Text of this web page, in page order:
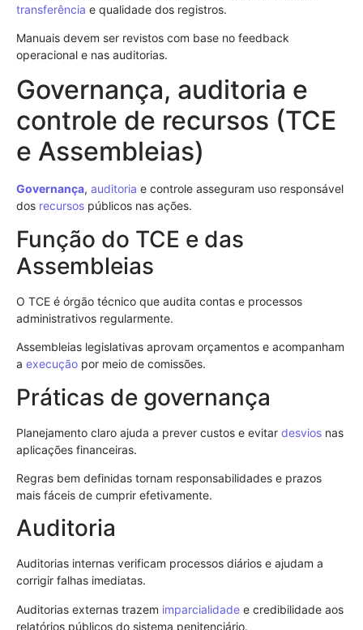
transferência e qualidade dos registros.
Manuais devem ser revistos com base no feedback
operacional e nas auditorias.
Governança, auditoria e
controle de recursos (TCE
e Assembleias)
Governança, auditoria e controle asseguram uso responsável
dos recursos públicos nas ações.
Função do TCE e das
Assembleias
O TCE é órgão técnico que audita contas e processos
administrativos regularmente.
Assembleias legislativas aprovam orçamentos e acompanham
a execução por meio de comissões.
Práticas de governança
Planejamento claro ajuda a prever custos e evitar desvios nas
aplicações financeiras.
Regras bem definidas tornam responsabilidades e prazos
mais fáceis de cumprir efetivamente.
Auditoria
Auditorias internas verificam processos diários e ajudam a
corrigir falhas imediatas.
Auditorias externas trazem imparcialidade e credibilidade aos
relatórios públicos do sistema penitenciário.